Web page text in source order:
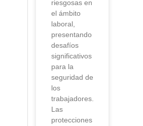
riesgosas en
el ámbito
laboral,
presentando
desafíos
significativos
para la
seguridad de
los
trabajadores.
Las
protecciones